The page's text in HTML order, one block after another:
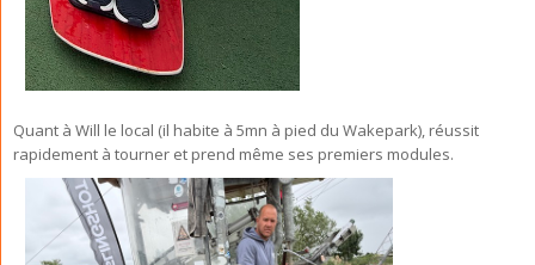
Quant à Will le local (il habite à 5mn à pied du Wakepark), réussit
rapidement à tourner et prend même ses premiers modules.